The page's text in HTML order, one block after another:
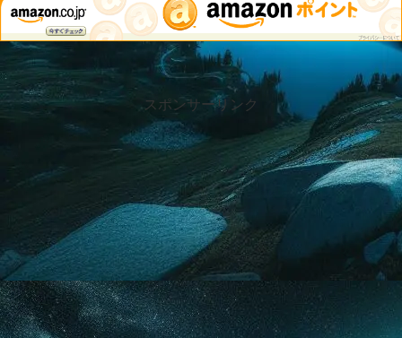
スポンサーリンク